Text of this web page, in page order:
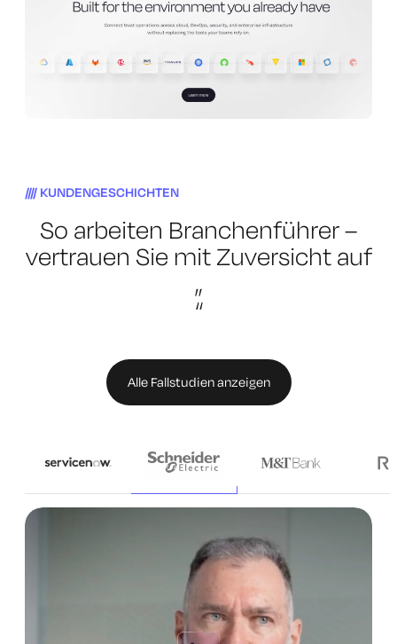
KUNDENGESCHICHTEN
So arbeiten Branchenführer –
vertrauen Sie mit Zuversicht auf
„
“
Alle Fallstudien anzeigen